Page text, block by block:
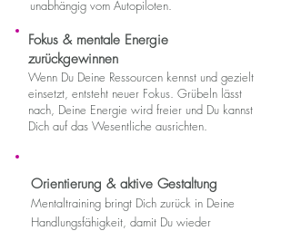
unabhängig vom Autopiloten.
Fokus & mentale Energie
zurückgewinnen
Wenn Du Deine Ressourcen kennst und gezielt
einsetzt, entsteht neuer Fokus. Grübeln lässt
nach, Deine Energie wird freier und Du kannst
Dich auf das Wesentliche ausrichten.
Orientierung & aktive Gestaltung
Mentaltraining bringt Dich zurück in Deine
Handlungsfähigkeit, damit Du wieder